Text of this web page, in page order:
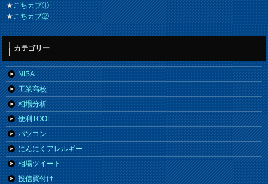
★こちカブ①
★こちカブ②
カテゴリー
NISA
工業高校
相場分析
便利TOOL
パソコン
にんにくアレルギー
相場ツイート
投信買付け